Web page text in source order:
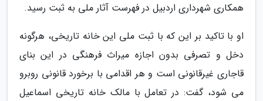
همکاری شهرداری اردبیل در فهرست آثار ملی به ثبت رسید.
او با تاکید بر این که با ثبت ملی این خانه تاریخی، هرگونه
دخل و تصرفی بدون اجازه میراث فرهنگی در این بنای
قاجاری غیرقانونی است و هر اقدامی با برخورد قانونی روبرو
می شود، گفت: در تعامل با مالک خانه تاریخی اسماعیل